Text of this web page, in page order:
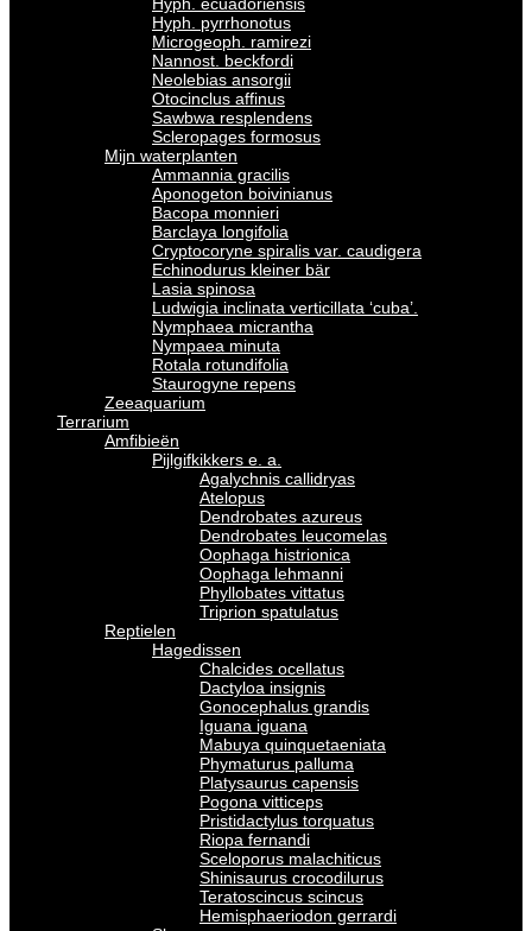
Hyph. pyrrhonotus
Microgeoph. ramirezi
Nannost. beckfordi
Neolebias ansorgii
Otocinclus affinus
Sawbwa resplendens
Scleropages formosus
Mijn waterplanten
Ammannia gracilis
Aponogeton boivinianus
Bacopa monnieri
Barclaya longifolia
Cryptocoryne spiralis var. caudigera
Echinodurus kleiner bär
Lasia spinosa
Ludwigia inclinata verticillata ‘cuba’.
Nymphaea micrantha
Nympaea minuta
Rotala rotundifolia
Staurogyne repens
Zeeaquarium
Terrarium
Amfibieën
Pijlgifkikkers e. a.
Agalychnis callidryas
Atelopus
Dendrobates azureus
Dendrobates leucomelas
Oophaga histrionica
Oophaga lehmanni
Phyllobates vittatus
Triprion spatulatus
Reptielen
Hagedissen
Chalcides ocellatus
Dactyloa insignis
Gonocephalus grandis
Iguana iguana
Mabuya quinquetaeniata
Phymaturus palluma
Platysaurus capensis
Pogona vitticeps
Pristidactylus torquatus
Riopa fernandi
Sceloporus malachiticus
Shinisaurus crocodilurus
Teratoscincus scincus
Hemisphaeriodon gerrardi